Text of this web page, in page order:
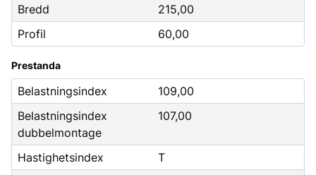
Bredd
215,00
Profil
60,00
Prestanda
Belastningsindex
109,00
Belastningsindex
dubbelmontage
107,00
Hastighetsindex
T